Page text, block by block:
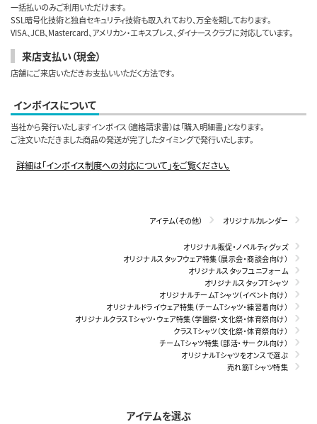
一括払いのみご利用いただけます。
SSL暗号化技術と独自セキュリティ技術も取入れており、万全を期しております。
VISA、JCB、Mastercard、アメリカン・エキスプレス、ダイナースクラブに対応しています。
来店支払い（現金）
店舗にご来店いただきお支払いいただく方法です。
インボイスについて
当社から発行いたしますインボイス（適格請求書）は「購入明細書」となります。
ご注文いただきました商品の発送が完了したタイミングで発行いたします。
詳細は「インボイス制度への対応について」をご覧ください。
アイテム（その他） オリジナルカレンダー
オリジナル販促・ノベルティグッズ
オリジナルスタッフウェア特集（展示会・商談会向け）
オリジナルスタッフユニフォーム
オリジナルスタッフTシャツ
オリジナルチームTシャツ（イベント向け）
オリジナルドライウェア特集（チームTシャツ・練習着向け）
オリジナルクラスTシャツ・ウェア特集（学園祭・文化祭・体育祭向け）
クラスTシャツ（文化祭・体育祭向け）
チームTシャツ特集（部活・サークル向け）
オリジナルTシャツをオンスで選ぶ
売れ筋Tシャツ特集
アイテムを選ぶ